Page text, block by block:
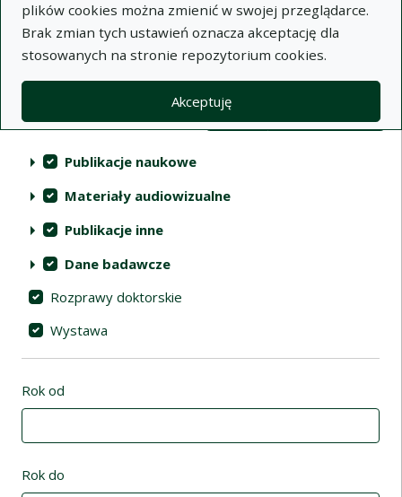
plików cookies można zmienić w swojej przeglądarce.
Brak zmian tych ustawień oznacza akceptację dla
stosowanych na stronie repozytorium cookies.
Akceptuję
Przyrodniczego w Lublinie
Kolekcje
Widok kompaktowy wyników
Filtry wyszukiwania (automatyczne
Akcje na kolekcjach
Kolekcje (automatyczne przeładowanie treści)
Publikacje naukowe
Materiały audiowizualne
Publikacje inne
Dane badawcze
Rozprawy doktorskie
Wystawa
Rok od
Rok do